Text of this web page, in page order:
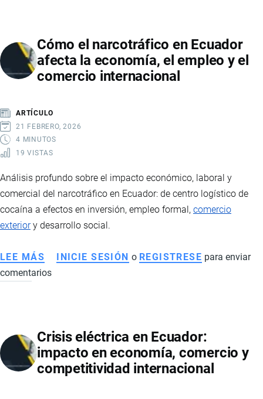
ECUADOR
2026:
RECUPERACIÓN,
PROYECCIONES
DEL
SECTOR
Cómo el narcotráfico en Ecuador
afecta la economía, el empleo y el
comercio internacional
ARTÍCULO
21 FEBRERO, 2026
4 MINUTOS
19 VISTAS
Análisis profundo sobre el impacto económico, laboral y
comercial del narcotráfico en Ecuador: de centro logístico de
cocaína a efectos en inversión, empleo formal, comercio
exteriory desarrollo social.
LEE MÁS SOBRE
CÓMO
ECUADOR
AFECTA
LA
INICIE SESIÓN o REGISTRESE para enviar
comentarios
Crisis eléctrica en Ecuador:
impacto en economía, comercio y
competitividad internacional